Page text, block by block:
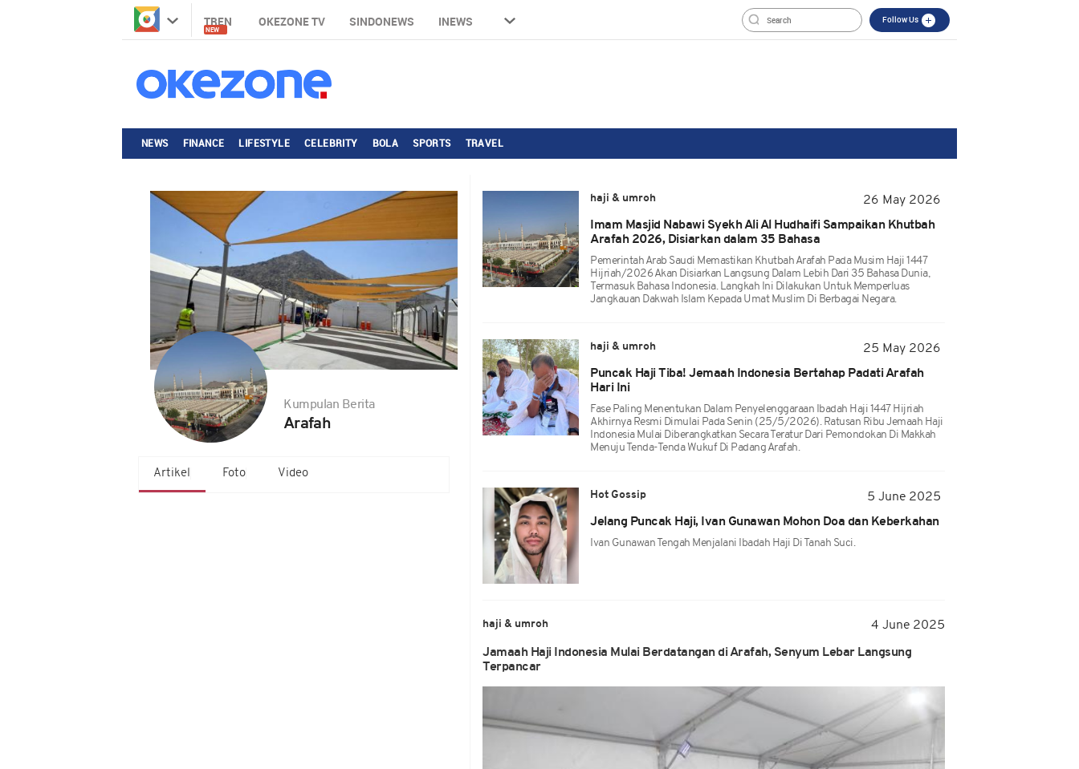
TREN
NEW
OKEZONE TV SINDONEWS INEWS Follow Us
NEWS FINANCE LIFESTYLE CELEBRITY BOLA SPORTS TRAVEL
Kumpulan Berita
Arafah
Artikel Foto Video
haji & umroh
26 May 2026
Imam Masjid Nabawi Syekh Ali Al Hudhaifi Sampaikan Khutbah
Arafah 2026, Disiarkan dalam 35 Bahasa
Pemerintah Arab Saudi Memastikan Khutbah Arafah Pada Musim Haji 1447
Hijriah/2026 Akan Disiarkan Langsung Dalam Lebih Dari 35 Bahasa Dunia,
Termasuk Bahasa Indonesia. Langkah Ini Dilakukan Untuk Memperluas
Jangkauan Dakwah Islam Kepada Umat Muslim Di Berbagai Negara.
haji & umroh
25 May 2026
Puncak Haji Tiba! Jemaah Indonesia Bertahap Padati Arafah
Hari Ini
Fase Paling Menentukan Dalam Penyelenggaraan Ibadah Haji 1447 Hijriah
Akhirnya Resmi Dimulai Pada Senin (25/5/2026). Ratusan Ribu Jemaah Haji
Indonesia Mulai Diberangkatkan Secara Teratur Dari Pemondokan Di Makkah
Menuju Tenda-Tenda Wukuf Di Padang Arafah.
Hot Gossip
5 June 2025
Jelang Puncak Haji, Ivan Gunawan Mohon Doa dan Keberkahan
Ivan Gunawan Tengah Menjalani Ibadah Haji Di Tanah Suci.
haji & umroh 4 June 2025
Jamaah Haji Indonesia Mulai Berdatangan di Arafah, Senyum Lebar Langsung
Terpancar